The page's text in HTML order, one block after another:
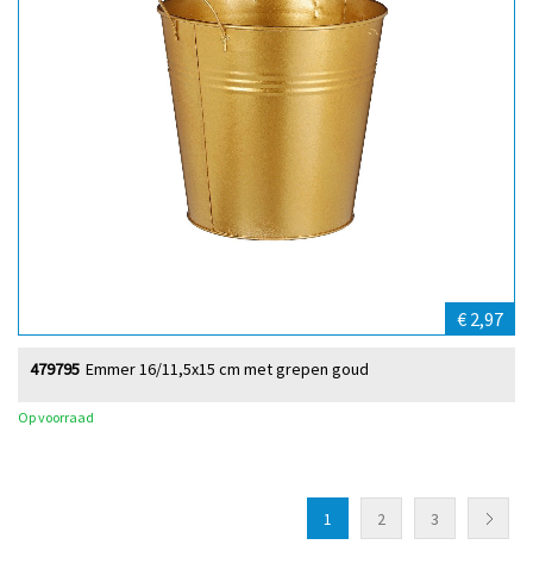
€ 2,97
Emmer 16/11,5x15 cm met grepen goud
479795
Op voorraad
1 2 3